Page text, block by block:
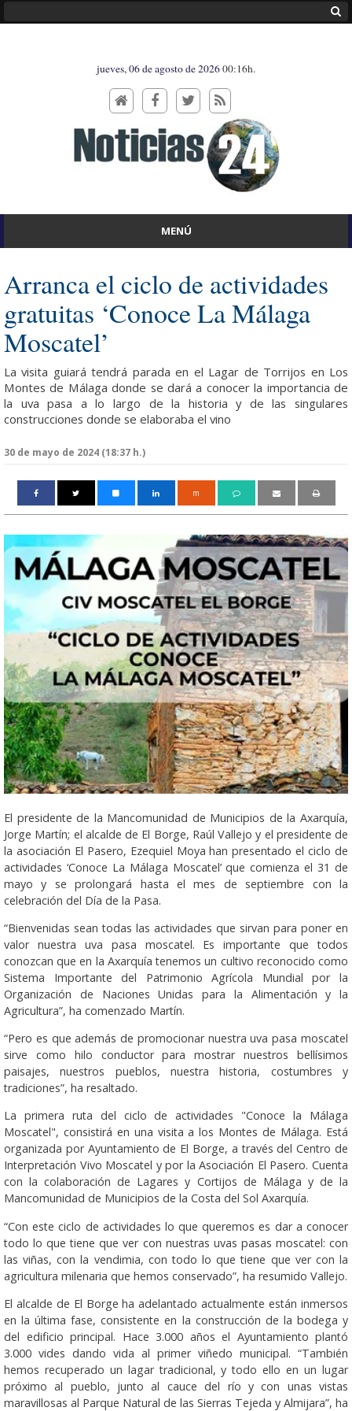
jueves, 06 de agosto de 202600:16h.
MENÚ
Arranca el ciclo de actividades
gratuitas ‘Conoce La Málaga
Moscatel’
La visita guiará tendrá parada en el Lagar de Torrijos en Los
Montes de Málaga donde se dará a conocer la importancia de
la uva pasa a lo largo de la historia y de las singulares
construcciones donde se elaboraba el vino
30 de mayo de 2024 (18:37 h.)
m
El presidente de la Mancomunidad de Municipios de la Axarquía,
Jorge Martín; el alcalde de El Borge, Raúl Vallejo y el presidente de
la asociación El Pasero, Ezequiel Moya han presentado el ciclo de
actividades ‘Conoce La Málaga Moscatel’ que comienza el 31 de
mayo y se prolongará hasta el mes de septiembre con la
celebración del Día de la Pasa.
“Bienvenidas sean todas las actividades que sirvan para poner en
valor nuestra uva pasa moscatel. Es importante que todos
conozcan que en la Axarquía tenemos un cultivo reconocido como
Sistema Importante del Patrimonio Agrícola Mundial por la
Organización de Naciones Unidas para la Alimentación y la
Agricultura”, ha comenzado Martín.
“Pero es que además de promocionar nuestra uva pasa moscatel
sirve como hilo conductor para mostrar nuestros bellísimos
paisajes, nuestros pueblos, nuestra historia, costumbres y
tradiciones”, ha resaltado.
La primera ruta del ciclo de actividades "Conoce la Málaga
Moscatel", consistirá en una visita a los Montes de Málaga. Está
organizada por Ayuntamiento de El Borge, a través del Centro de
Interpretación Vivo Moscatel y por la Asociación El Pasero. Cuenta
con la colaboración de Lagares y Cortijos de Málaga y de la
Mancomunidad de Municipios de la Costa del Sol Axarquía.
“Con este ciclo de actividades lo que queremos es dar a conocer
todo lo que tiene que ver con nuestras uvas pasas moscatel: con
las viñas, con la vendimia, con todo lo que tiene que ver con la
agricultura milenaria que hemos conservado”, ha resumido Vallejo.
El alcalde de El Borge ha adelantado actualmente están inmersos
en la última fase, consistente en la construcción de la bodega y
del edificio principal. Hace 3.000 años el Ayuntamiento plantó
3.000 vides dando vida al primer viñedo municipal. “También
hemos recuperado un lagar tradicional, y todo ello en un lugar
próximo al pueblo, junto al cauce del río y con unas vistas
maravillosas al Parque Natural de las Sierras Tejeda y Almijara”, ha